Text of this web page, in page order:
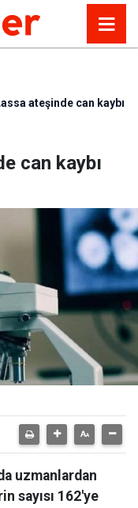
ateşinde can kaybı
can kaybı
uzmanlardan
sayısı 162'ye